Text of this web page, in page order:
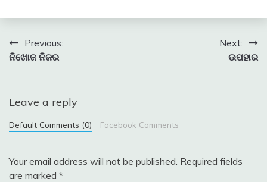
Post
navigation
Previous:
ନିଖୋଜ ନିଜର
Next:
ଉପହାର
Leave a reply
Default Comments (0) Facebook Comments
Your email address will not be published. Required fields
are marked *